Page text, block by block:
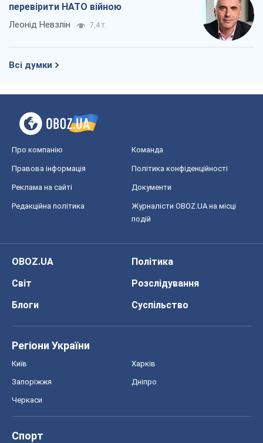
перевірити НАТО війною
Леонід Невзлін 7,4 т.
Всі думки
Про компанію Команда
Правова інформація Політика конфіденційності
Реклама на сайті Документи
Редакційна політика
Журналісти OBOZ.UA на місці
подій
OBOZ.UA
Політика
Світ
Розслідування
Блоги
Суспільство
Регіони України
Київ Харків
Запоріжжя Дніпро
Черкаси
Спорт